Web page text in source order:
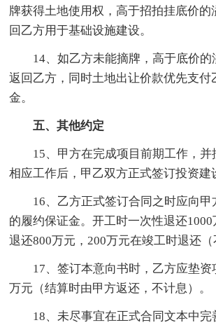
牌获得土地使用权，高于招拍挂底价的
回乙方用于基础设施建设。
14、如乙方未能摘牌，高于底价的
返回乙方，同时土地出让价款优先支付
金。
五、其他约定
15、甲方在完成项目前期工作，并
相应工作后，甲乙双方正式签订投资建
16、乙方正式签订合同之时应向甲
的履约保证金。开工时一次性退还
退还800万元，200万元在竣工时退还（
17、签订本意向书时，乙方应垫资
万元（结算时由甲方返还，不计息）。
18、未尽事宜在正式合同文本中完